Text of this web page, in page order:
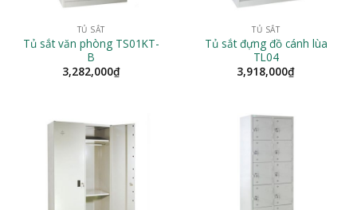
TỦ SẮT
Tủ sắt văn phòng TS01KT-
B
3,282,000₫
TỦ SẮT
Tủ sắt đựng đồ cánh lùa
TL04
3,918,000₫